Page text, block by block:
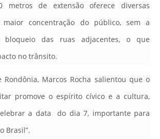
metros de extensão oferece diversas
maior concentração do público, sem a
bloqueio das ruas adjacentes, o que
no trânsito.
Rondônia, Marcos Rocha salientou que o
promove o espírito cívico e a cultura,
a data do dia 7, importante para
Brasil”.